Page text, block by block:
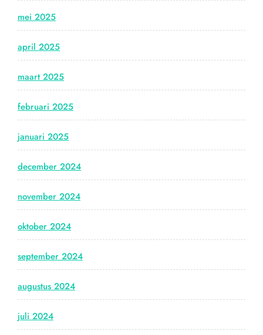
mei 2025
april 2025
maart 2025
februari 2025
januari 2025
december 2024
november 2024
oktober 2024
september 2024
augustus 2024
juli 2024